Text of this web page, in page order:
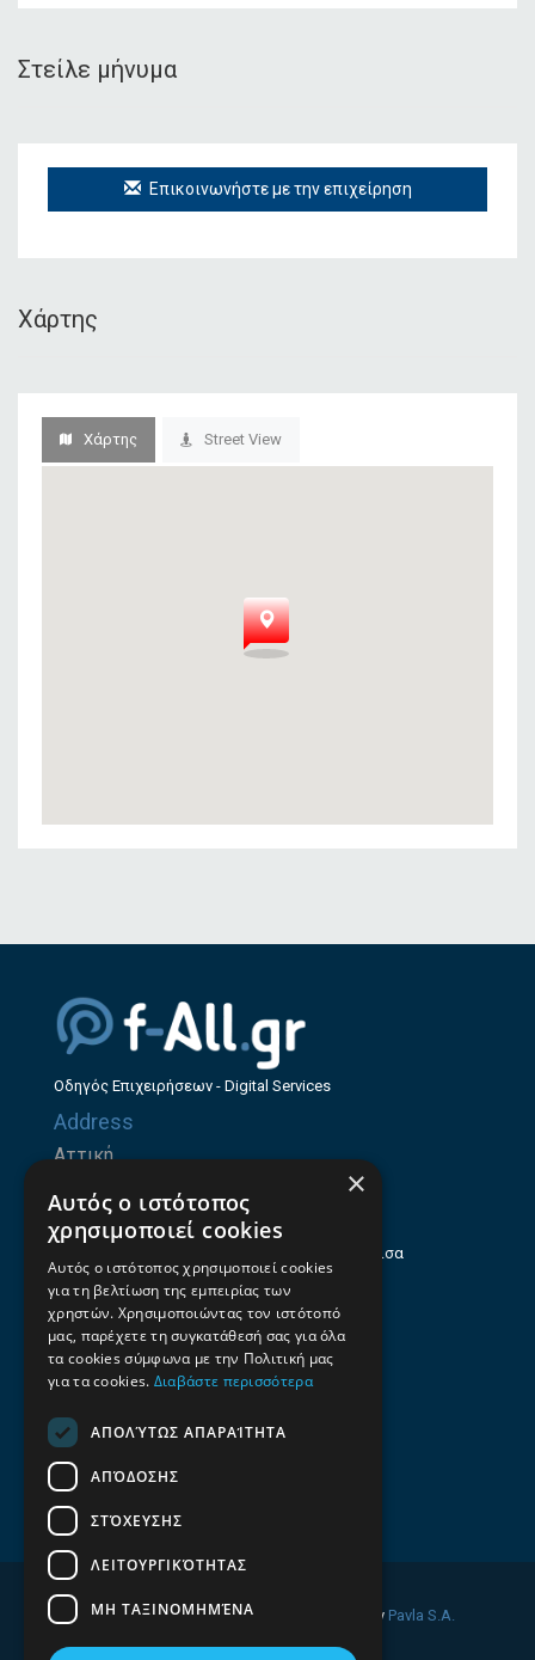
Στείλε μήνυμα
Επικοινωνήστε με την επιχείρηση
Χάρτης
Χάρτης Street View
Οδηγός Επιχειρήσεων - Digital Services
Address
Αττική
Θεσσαλία
Ηρώων Πολυτεχνείου 214 (1ος Όροφος), Λάρισα
Επαγγελματικός οδηγός Λάρισας
Emails
Contacts
+30 2106100088
+30 2410533884
© 2026 FINDALL. All rights reserved. Developed by Pavla S.A.
×
Αυτός ο ιστότοπος
χρησιμοποιεί cookies
Αυτός ο ιστότοπος χρησιμοποιεί cookies
για τη βελτίωση της εμπειρίας των
χρηστών. Χρησιμοποιώντας τον ιστότοπό
μας, παρέχετε τη συγκατάθεσή σας για όλα
τα cookies σύμφωνα με την Πολιτική μας
για τα cookies. Διαβάστε περισσότερα
ΑΠΟΛΎΤΩΣ ΑΠΑΡΑΊΤΗΤΑ
ΑΠΌΔΟΣΗΣ
ΣΤΌΧΕΥΣΗΣ
ΛΕΙΤΟΥΡΓΙΚΌΤΗΤΑΣ
ΜΗ ΤΑΞΙΝΟΜΗΜΈΝΑ